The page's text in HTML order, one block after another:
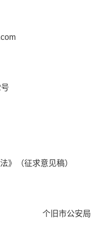
》（征求意见稿）
个旧市公安局